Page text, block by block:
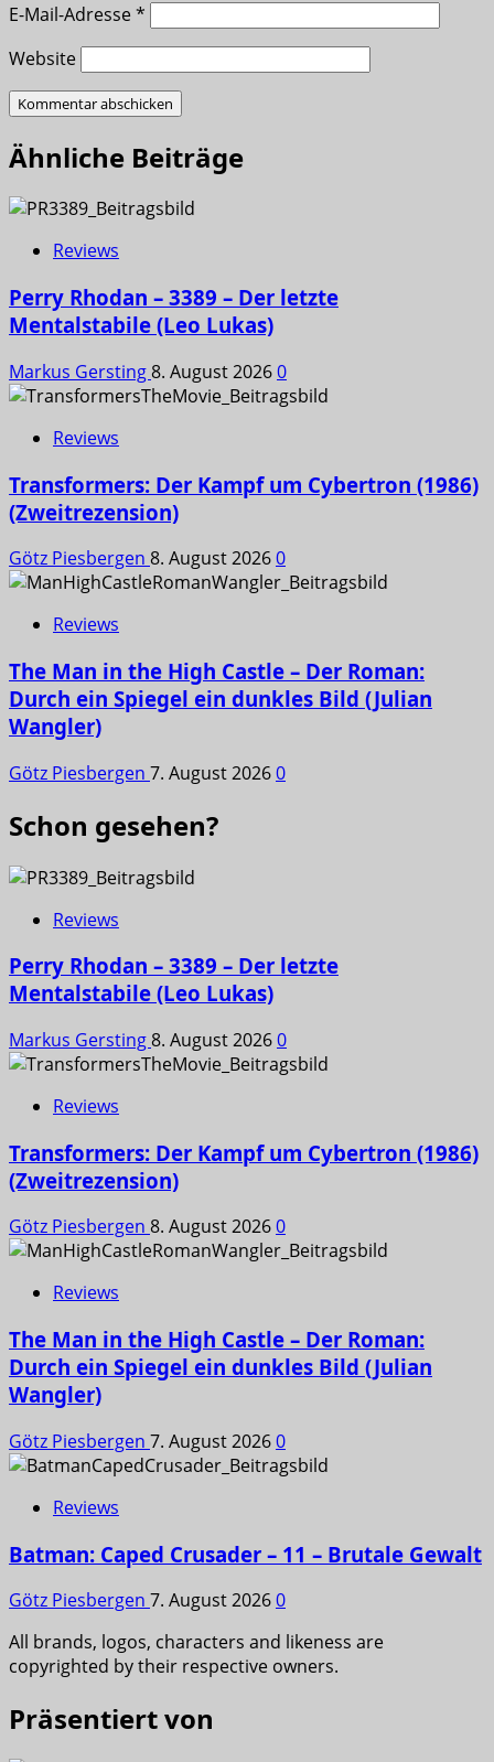
E-Mail-Adresse*
Website
Ähnliche Beiträge
Reviews
Perry Rhodan – 3389 – Der letzte
Mentalstabile (Leo Lukas)
Markus Gersting8. August 20260
Reviews
Transformers: Der Kampf um Cybertron (1986)
(Zweitrezension)
Götz Piesbergen 8. August 20260
Reviews
The Man in the High Castle – Der Roman:
Durch ein Spiegel ein dunkles Bild (Julian
Wangler)
Götz Piesbergen 7. August 20260
Schon gesehen?
Reviews
Perry Rhodan – 3389 – Der letzte
Mentalstabile (Leo Lukas)
Markus Gersting8. August 20260
Reviews
Transformers: Der Kampf um Cybertron (1986)
(Zweitrezension)
Götz Piesbergen 8. August 20260
Reviews
The Man in the High Castle – Der Roman:
Durch ein Spiegel ein dunkles Bild (Julian
Wangler)
Götz Piesbergen 7. August 20260
Reviews
Batman: Caped Crusader – 11 – Brutale Gewalt
Götz Piesbergen 7. August 20260
All brands, logos, characters and likeness are
copyrighted by their respective owners.
Präsentiert von